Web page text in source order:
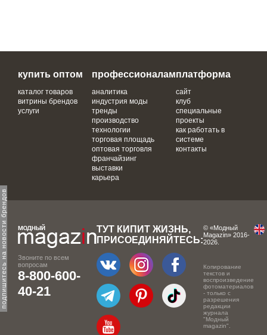
подпишитесь на новости брендов
купить оптом
каталог товаров
витрины брендов
услуги
профессионалам
аналитика
индустрия моды
тренды
производство
технологии
торговая площадь
оптовая торговля
франчайзинг
выставки
карьера
платформа
сайт
клуб
специальные
проекты
как работать в
системе
контакты
Звоните по всем
вопросам
8-800-600-
40-21
ТУТ КИПИТ ЖИЗНЬ,
ПРИСОЕДИНЯЙТЕСЬ:
© «Модный
Magazin» 2016-
2026.
Копирование
текстов и
воспроизведение
фотоматериалов
- только с
разрешения
редакции
журнала
"Модный
magazin".